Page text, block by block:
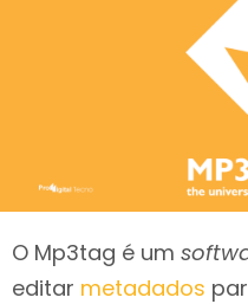
O Mp3tag é um
editar metadados